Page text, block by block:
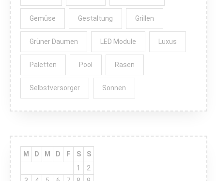
Gemüse Gestaltung Grillen
Grüner Daumen LED Module Luxus
Paletten Pool Rasen
Selbstversorger Sonnen
M D M D F S
S
1
2